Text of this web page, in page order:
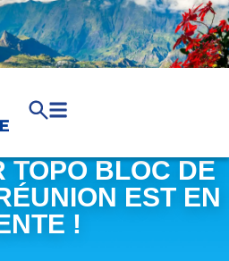
TOPO BLOC DE
EST EN
!